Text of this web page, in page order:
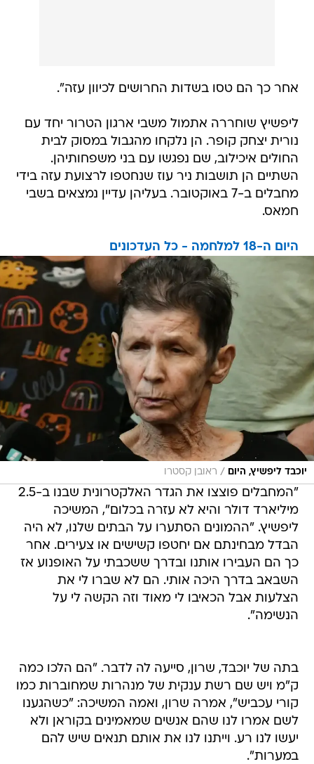
אחר כך הם טסו בשדות החרושים לכיוון עזה".
ליפשיץ שוחררה אתמול משבי ארגון הטרור יחד עם
נורית יצחק קופר. הן נלקחו מהגבול במסוק לבית
החולים איכילוב, שם נפגשו עם בני משפחותיהן.
השתיים הן תושבות ניר עוז שנחטפו לרצועת עזה בידי
מחבלים ב-7 באוקטובר. בעליהן עדיין נמצאים בשבי
חמאס.
היום ה-18 למלחמה - כל העדכונים
יוכבד ליפשיץ, היום / ראובן קסטרו
"המחבלים פוצצו את הגדר האלקטרונית שבנו ב-2.5
מיליארד דולר והיא לא עזרה בכלום", המשיכה
ליפשיץ. "ההמונים הסתערו על הבתים שלנו, לא היה
הבדל מבחינתם אם יחטפו קשישים או צעירים. אחר
כך הם העבירו אותנו ובדרך ששכבתי על האופנוע אז
השבאב בדרך היכה אותי. הם לא שברו לי את
הצלעות אבל הכאיבו לי מאוד וזה הקשה לי על
הנשימה".
בתה של יוכבד, שרון, סייעה לה לדבר. "הם הלכו כמה
ק"מ ויש שם רשת ענקית של מנהרות שמחוברות כמו
קורי עכביש", אמרה שרון, ואמה המשיכה: "כשהגענו
לשם אמרו לנו שהם אנשים שמאמינים בקוראן ולא
יעשו לנו רע. וייתנו לנו את אותם תנאים שיש להם
במערות".